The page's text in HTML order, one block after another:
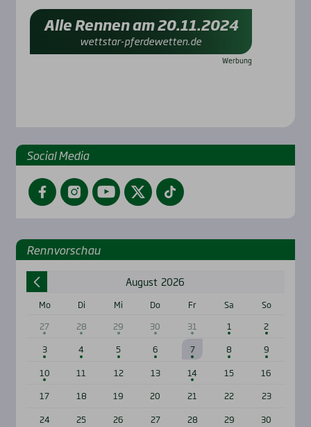
Alle Rennen am 20.11.2024
wettstar-pferdewetten.de
Social Media
FacebookInstagramYouTubeTwitterTikTok
Renn­vor­schau
August 2026
Mo Di Mi Do Fr Sa
So
27
28 29 30 31 1
2
3
4 5 6 7 8
9
10
11 12 13 14 15
16
17
18 19 20 21 22
23
24
25 26 27 28 29
30